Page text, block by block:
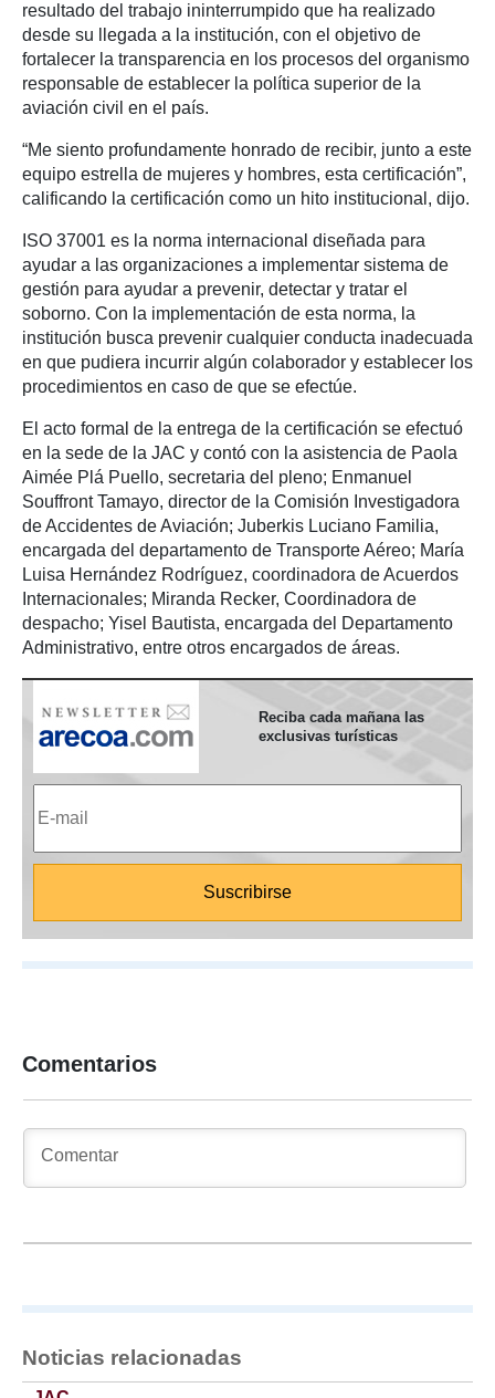
resultado del trabajo ininterrumpido que ha realizado
desde su llegada a la institución, con el objetivo de
fortalecer la transparencia en los procesos del organismo
responsable de establecer la política superior de la
aviación civil en el país.
“Me siento profundamente honrado de recibir, junto a este
equipo estrella de mujeres y hombres, esta certificación”,
calificando la certificación como un hito institucional, dijo.
ISO 37001 es la norma internacional diseñada para
ayudar a las organizaciones a implementar sistema de
gestión para ayudar a prevenir, detectar y tratar el
soborno. Con la implementación de esta norma, la
institución busca prevenir cualquier conducta inadecuada
en que pudiera incurrir algún colaborador y establecer los
procedimientos en caso de que se efectúe.
El acto formal de la entrega de la certificación se efectuó
en la sede de la JAC y contó con la asistencia de Paola
Aimée Plá Puello, secretaria del pleno; Enmanuel
Souffront Tamayo, director de la Comisión Investigadora
de Accidentes de Aviación; Juberkis Luciano Familia,
encargada del departamento de Transporte Aéreo; María
Luisa Hernández Rodríguez, coordinadora de Acuerdos
Internacionales; Miranda Recker, Coordinadora de
despacho; Yisel Bautista, encargada del Departamento
Administrativo, entre otros encargados de áreas.
Reciba cada mañana las
exclusivas turísticas
Comentarios
Noticias relacionadas